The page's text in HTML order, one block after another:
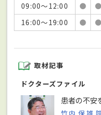
09:00～12:00
● ●
16:00～19:00
● ●
取材記事
ドクターズファイル
患者の不安
竹内 保雄